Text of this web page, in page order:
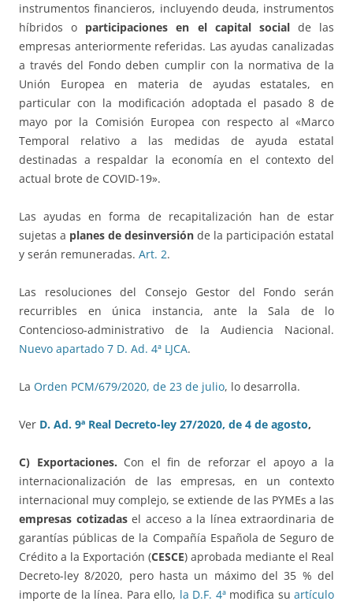
instrumentos financieros, incluyendo deuda, instrumentos
híbridos o participaciones en el capital socialde las
empresas anteriormente referidas. Las ayudas canalizadas
a través del Fondo deben cumplir con la normativa de la
Unión Europea en materia de ayudas estatales, en
particular con la modificación adoptada el pasado 8 de
mayo por la Comisión Europea con respecto al «Marco
Temporal relativo a las medidas de ayuda estatal
destinadas a respaldar la economía en el contexto del
actual brote de COVID-19».
Las ayudas en forma de recapitalización han de estar
sujetas a planes de desinversión de la participación estatal
y serán remuneradas. Art. 2.
Las resoluciones del Consejo Gestor del Fondo serán
recurribles en única instancia, ante la Sala de lo
Contencioso-administrativo de la Audiencia Nacional.
Nuevo apartado 7 D. Ad. 4ª LJCA.
La Orden PCM/679/2020, de 23 de julio, lo desarrolla.
Ver D. Ad. 9ª Real Decreto-ley 27/2020, de 4 de agosto,
C) Exportaciones. Con el fin de reforzar el apoyo a la
internacionalización de las empresas, en un contexto
internacional muy complejo, se extiende de las PYMEs a las
empresas cotizadasel acceso a la línea extraordinaria de
garantías públicas de la Compañía Española de Seguro de
Crédito a la Exportación (CESCE) aprobada mediante el Real
Decreto-ley 8/2020, pero hasta un máximo del 35 % del
importe de la línea. Para ello, la D.F. 4ªmodifica suartículo